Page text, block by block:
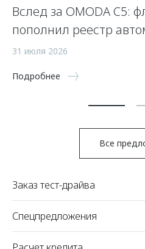
Вслед за OMODA C5:
пополнил реестр
31 июля 2026
Подробнее
Все
Заказ тест-драйва
Спецпредложения